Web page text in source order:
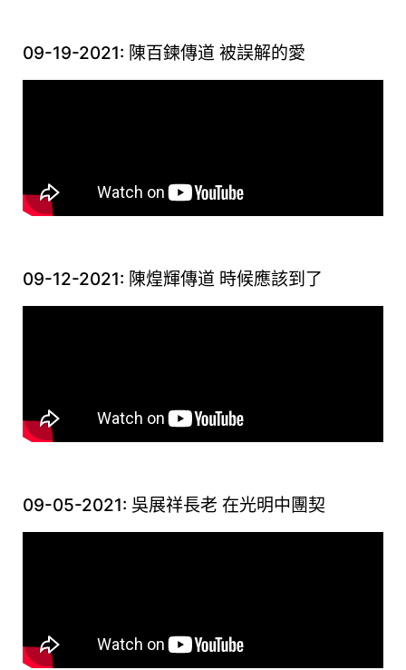
09-19-2021: 陳百鍊傳道 被誤解的愛
09-12-2021: 陳煌輝傳道 時候應該到了
09-05-2021: 吳展祥長老 在光明中團契